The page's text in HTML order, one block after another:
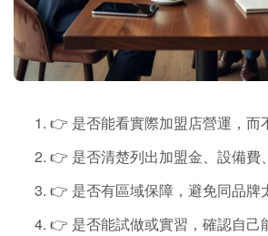
👉 是否能看實際加盟店營運，而
👉 是否清楚列出加盟金、設備費
👉 是否有區域保障，避免同品牌
👉 是否能試做或實習，確認自己